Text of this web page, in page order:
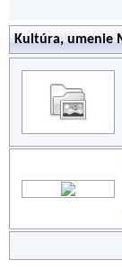
Kultúra, umenie